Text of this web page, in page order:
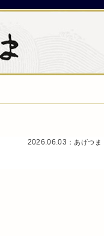
2026.06.03：あげつま